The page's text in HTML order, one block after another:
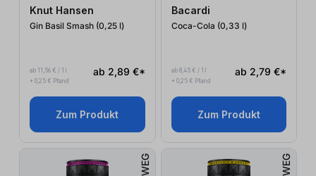
Knut Hansen
Gin Basil Smash (0,25 l)
ab 11,56 € / 1 l
+ 0,25 € Pfand
ab 2,89 €*
Zum Produkt
Bacardi
Coca-Cola (0,33 l)
ab 8,45 € / 1 l
+ 0,25 € Pfand
ab 2,79 €*
Zum Produkt